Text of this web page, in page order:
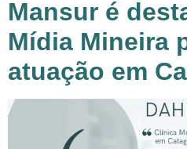
Mansur é
Mídia Mineira
atuação em